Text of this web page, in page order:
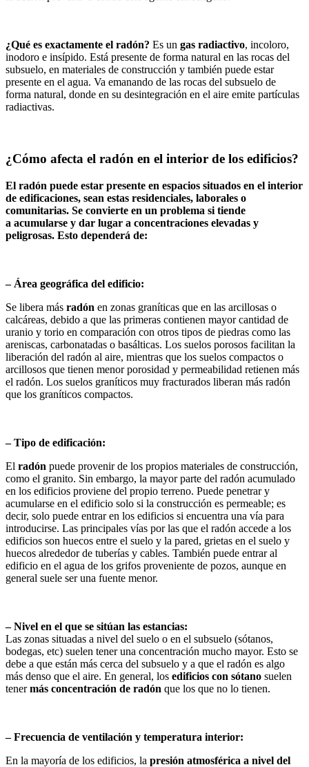
¿Qué es exactamente el radón? Es un gas radiactivo, incoloro,
inodoro e insípido. Está presente de forma natural en las rocas del
subsuelo, en materiales de construcción y también puede estar
presente en el agua. Va emanando de las rocas del subsuelo de
forma natural, donde en su desintegración en el aire emite partículas
radiactivas.
¿Cómo afecta el radón en el interior de los edificios?
El radón puede estar presente en espacios situados en el interior
de edificaciones, sean estas residenciales, laborales o
comunitarias. Se convierte en un problema si tiende
a acumularse y dar lugar a concentraciones elevadas y
peligrosas. Esto dependerá de:
– Área geográfica del edificio:
Se libera más radón en zonas graníticas que en las arcillosas o
calcáreas, debido a que las primeras contienen mayor cantidad de
uranio y torio en comparación con otros tipos de piedras como las
areniscas, carbonatadas o basálticas. Los suelos porosos facilitan la
liberación del radón al aire, mientras que los suelos compactos o
arcillosos que tienen menor porosidad y permeabilidad retienen más
el radón. Los suelos graníticos muy fracturados liberan más radón
que los graníticos compactos.
– Tipo de edificación:
El radón puede provenir de los propios materiales de construcción,
como el granito. Sin embargo, la mayor parte del radón acumulado
en los edificios proviene del propio terreno. Puede penetrar y
acumularse en el edificio solo si la construcción es permeable; es
decir, solo puede entrar en los edificios si encuentra una vía para
introducirse. Las principales vías por las que el radón accede a los
edificios son huecos entre el suelo y la pared, grietas en el suelo y
huecos alrededor de tuberías y cables. También puede entrar al
edificio en el agua de los grifos proveniente de pozos, aunque en
general suele ser una fuente menor.
– Nivel en el que se sitúan las estancias:
Las zonas situadas a nivel del suelo o en el subsuelo (sótanos,
bodegas, etc) suelen tener una concentración mucho mayor. Esto se
debe a que están más cerca del subsuelo y a que el radón es algo
más denso que el aire. En general, los edificios con sótano suelen
tenermás concentración de radón que los que no lo tienen.
– Frecuencia de ventilación y temperatura interior:
En la mayoría de los edificios, la presión atmosférica a nivel del